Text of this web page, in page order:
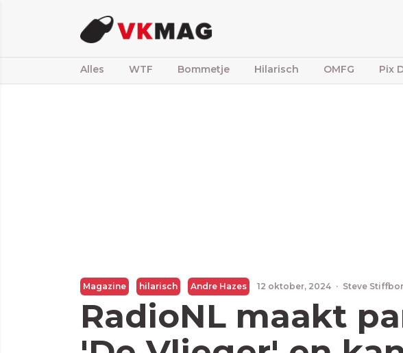
Alles WTF Bommetje Hilarisch OMFG Pix
Magazine hilarisch Andre Hazes 12 oktober, 2024 · Steve
RadioNL maakt